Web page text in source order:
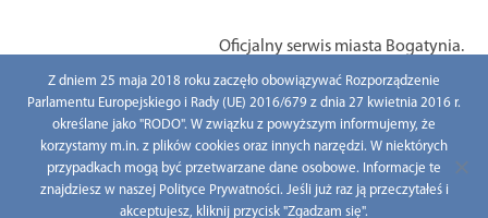
Oficjalny serwis miasta Bogatynia.
All right reserved / Wszelkie prawa zastrzeżone © 2021 www.bogatynia.pl
Z dniem 25 maja 2018 roku zaczęło obowiązywać Rozporządzenie
Parlamentu Europejskiego i Rady (UE) 2016/679 z dnia 27 kwietnia 2016 r.
określane jako "RODO". W związku z powyższym informujemy, że
korzystamy m.in. z plików cookies oraz innych narzędzi. W niektórych
przypadkach mogą być przetwarzane dane osobowe. Informacje te
znajdziesz w naszej Polityce Prywatności. Jeśli już raz ją przeczytałeś i
akceptujesz, kliknij przycisk "Zgadzam się".